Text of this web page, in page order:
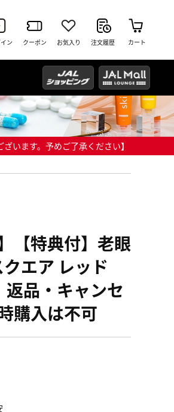
ン クーポン お気入り 注文履歴 カート
います。予めご了承ください】
【特典付】老眼
エア レッド
品・キャンセ
購入は不可